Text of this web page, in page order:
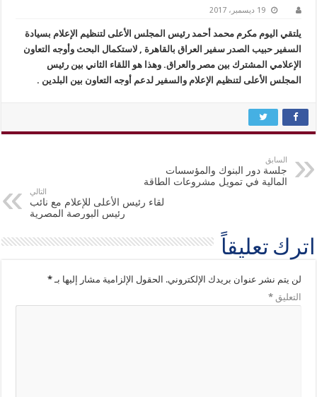
19 ديسمبر، 2017
يلتقي اليوم مكرم محمد أحمد رئيس المجلس الأعلى لتنظيم الإعلام بسيادة
السفير حبيب الصدر سفير العراق بالقاهرة , لاستكمال البحث وأوجه التعاون
الإعلامي المشترك بين مصر والعراق. وهذا هو اللقاء الثاني بين رئيس
المجلس الأعلى لتنظيم الإعلام والسفير لدعم أوجه التعاون بين البلدين .
السابق
جلسة دور البنوك والمؤسسات
المالية في تمويل مشروعات الطاقة
التالي
لقاء رئيس الأعلى للإعلام مع نائب
رئيس البورصة المصرية
اترك تعليقاً
لن يتم نشر عنوان بريدك الإلكتروني. الحقول الإلزامية مشار إليها بـ*
التعليق*